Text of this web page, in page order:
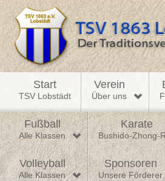
Start
TSV Lobstädt
Verein
Über uns
Fußball
Alle Klassen
Karate
Bushido-Zhong-
Volleyball
Alle Klassen
Sponsoren
Unsere Förderer